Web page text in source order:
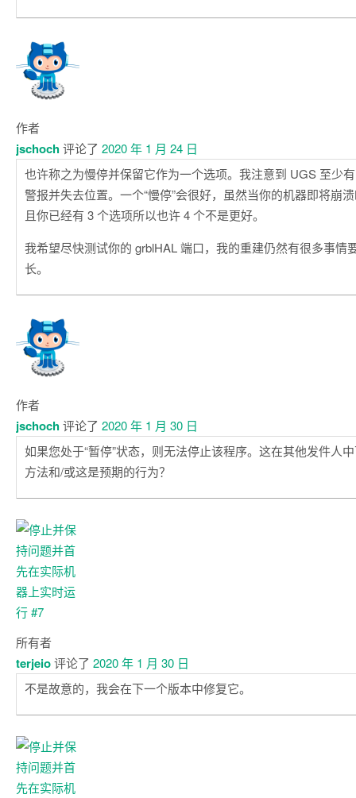
作者
jschoch评论了 2020 年 1 月 24 日
也许称之为慢停并保留它作为一个选项。我注意到 UGS 至少
警报并失去位置。一个“慢停”会很好，虽然当你的机器即将崩
且你已经有 3 个选项所以也许 4 个不是更好。
我希望尽快测试你的 grblHAL 端口，我的重建仍然有很多事情
长。
作者
jschoch评论了 2020 年 1 月 30 日
如果您处于“暂停”状态，则无法停止该程序。这在其他发件人
方法和/或这是预期的行为？
所有者
terjeio评论了 2020 年 1 月 30 日
不是故意的，我会在下一个版本中修复它。